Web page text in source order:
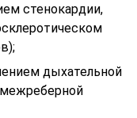
стенокардии,
дыхательной
межреберной